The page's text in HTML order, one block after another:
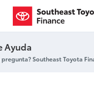
Seguro
Ayuda
pregunta? Southeast Toyota